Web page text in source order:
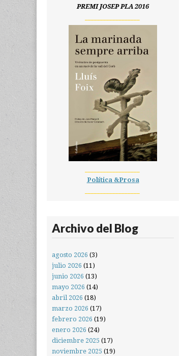
PREMI JOSEP PLA 2016
Política &Prosa
Archivo del Blog
agosto 2026 (3)
julio 2026 (11)
junio 2026 (13)
mayo 2026 (14)
abril 2026 (18)
marzo 2026 (17)
febrero 2026 (19)
enero 2026 (24)
diciembre 2025 (17)
noviembre 2025 (19)